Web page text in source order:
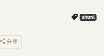
shtml
分享